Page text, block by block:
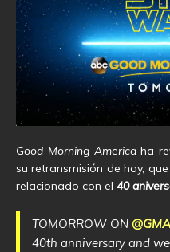
Good Morning Americaha
su retransmisión de hoy,
relacionado con el 40
TOMORROW ON @GMA
40th anniversary and